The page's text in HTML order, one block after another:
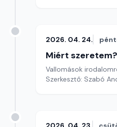
2026. 04. 24.
Miért szeretem?
Vallomások
Szerkesztő: Szabó